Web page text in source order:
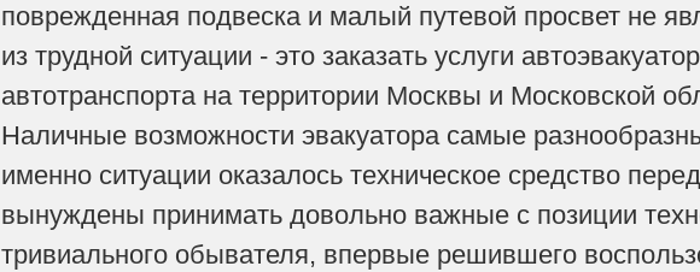
поврежденная подвеска и малый путевой просвет не
из трудной ситуации - это заказать услуги
автотранспорта на территории Москвы и Московской
Наличные возможности эвакуатора самые
именно ситуации оказалось техническое средство
вынуждены принимать довольно важные с позиции
тривиального обывателя, впервые решившего